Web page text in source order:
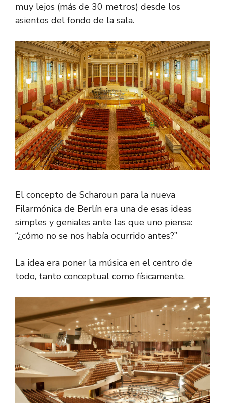
muy lejos (más de 30 metros) desde los
asientos del fondo de la sala.
El concepto de Scharoun para la nueva
Filarmónica de Berlín era una de esas ideas
simples y geniales ante las que uno piensa:
“¿cómo no se nos había ocurrido antes?”
La idea era poner la música en el centro de
todo, tanto conceptual como físicamente.